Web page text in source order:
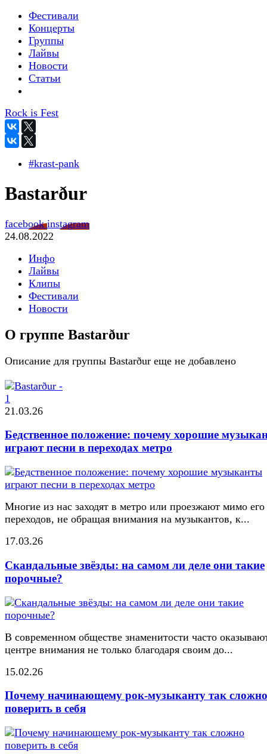
Фестивали
Концерты
Группы
Лайвы
Новости
Статьи
Rock is Fest
#krast-pank
Bastarður
facebookinstagram
24.08.2022
Инфо
Лайвы
Клипы
Фестивали
Новости
О группе Bastarður
Описание для группы Bastarður еще не добавлено
21.03.26
Бедственное положение: почему хорошие
играют песни в переходах метро
Многие из нас заходят в метро или проезжают мимо его
переходов, не обращая внимания на музыкантов, к...
17.03.26
Скандальные звёзды: на самом ли деле они такие
порочные?
В современном обществе знаменитости часто
центре внимания не только благодаря своим до...
15.02.26
Почему начинающему рок-музыканту так сложно
поверить в себя